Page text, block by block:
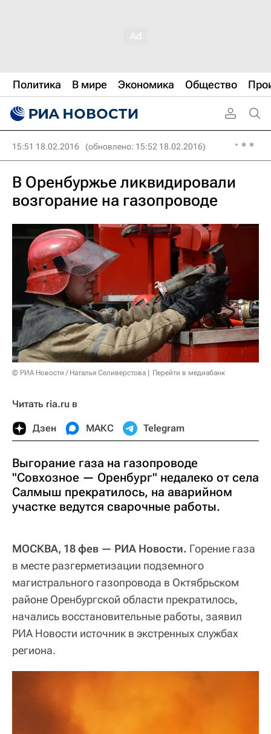
Политика В мире Экономика Общество
15:51 18.02.2016 (обновлено: 15:52 18.02.2016)
В Оренбуржье ликвидировали
возгорание на газопроводе
© РИА Новости / Наталья Селиверстова Перейти в медиабанк
Читать ria.ru в
Дзен МАКС Telegram
Выгорание газа на газопроводе
"Совхозное — Оренбург" недалеко от села
Салмыш прекратилось, на аварийном
участке ведутся сварочные работы.
МОСКВА, 18 фев — РИА Новости. Горение газа
в месте разгерметизации подземного
магистрального газопровода в Октябрьском
районе Оренбургской области прекратилось,
начались восстановительные работы, заявил
РИА Новости источник в экстренных службах
региона.